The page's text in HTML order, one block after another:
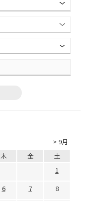
> 9月
木 金
土
1
6 7
8